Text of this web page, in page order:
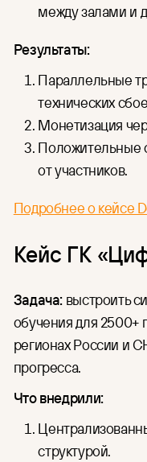
между залами и
Результаты:
Параллельные
технических
Монетизация
Положительные
от участников.
Подробнее о кейсе
Кейс ГК
Задача: выстроить
обучения для 2500+
регионах России и
прогресса.
Что внедрили:
структурой.